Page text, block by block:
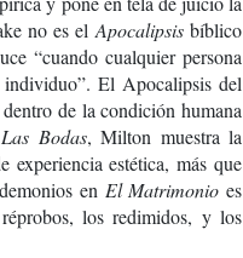
no es el Apocalipsisbíblico
“cuando cualquier persona
El Apocalipsis del
de la condición humana
Las Bodas, Milton muestra la
estética, más que
en El Matrimonio es
los redimidos, y los